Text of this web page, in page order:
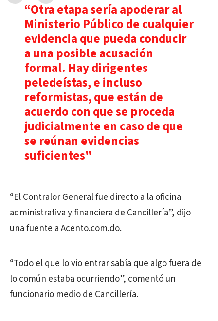
“Otra etapa sería apoderar al
Ministerio Público de cualquier
evidencia que pueda conducir
a una posible acusación
formal. Hay dirigentes
peledeístas, e incluso
reformistas, que están de
acuerdo con que se proceda
judicialmente en caso de que
se reúnan evidencias
suficientes"
“El Contralor General fue directo a la oficina
administrativa y financiera de Cancillería”, dijo
una fuente a Acento.com.do.
“Todo el que lo vio entrar sabía que algo fuera de
lo común estaba ocurriendo”, comentó un
funcionario medio de Cancillería.